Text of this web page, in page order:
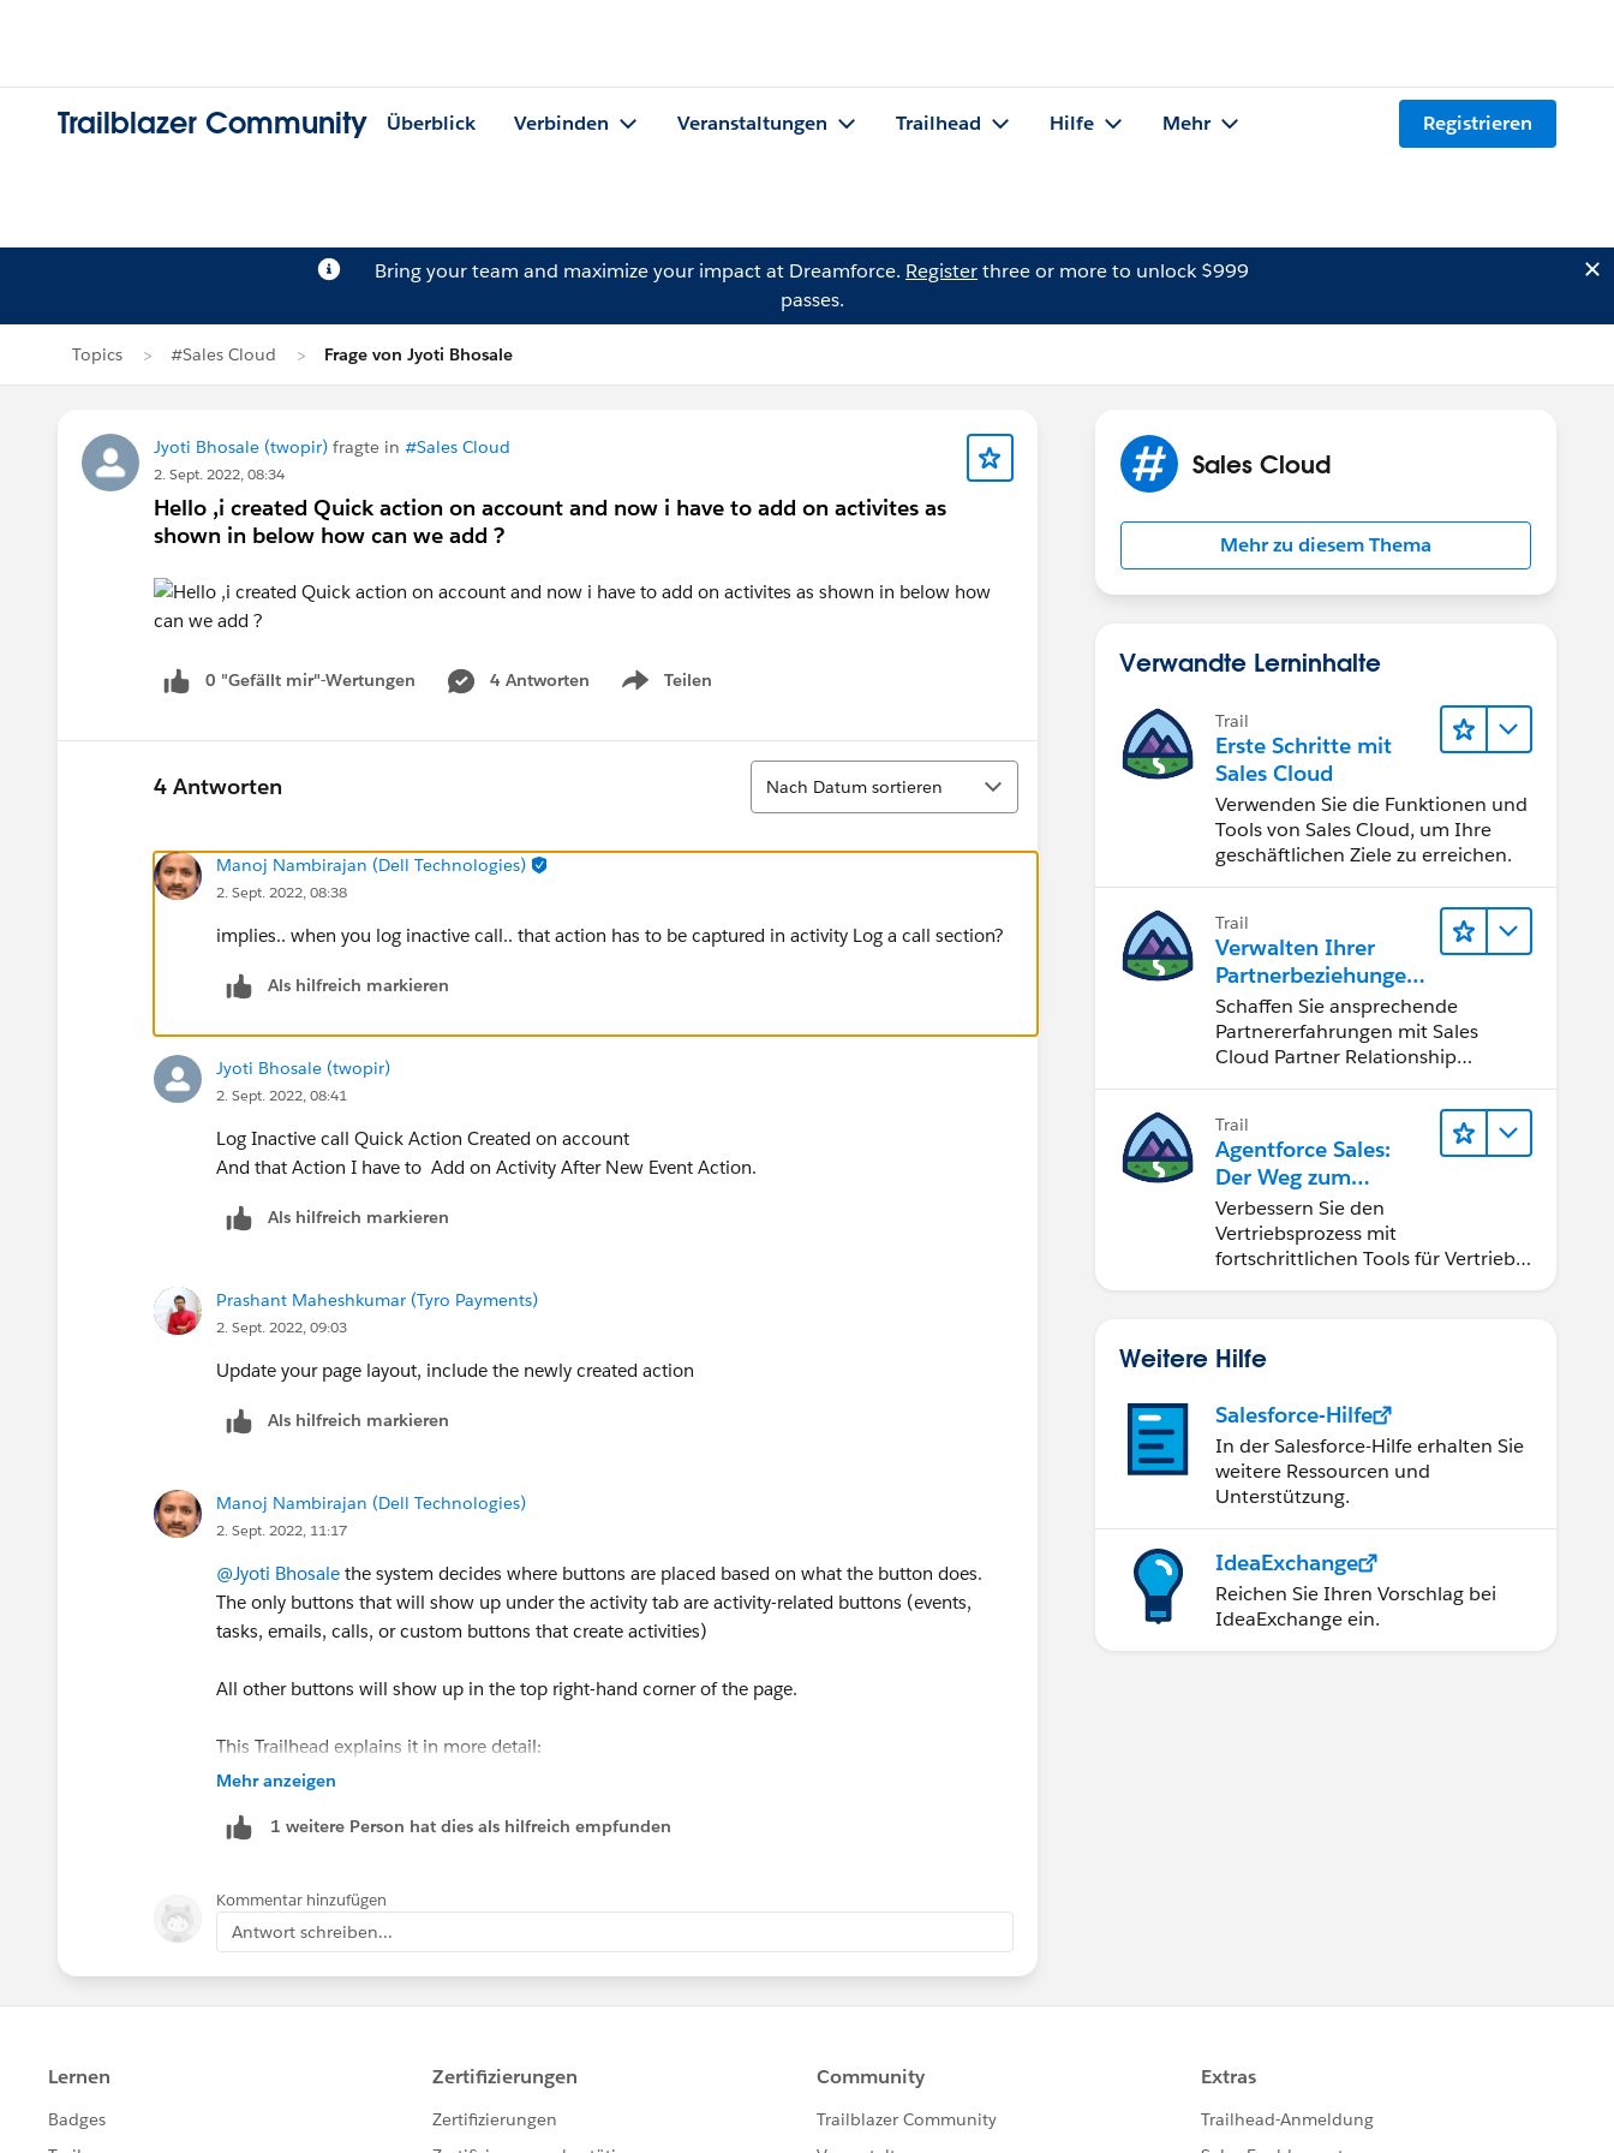
Trailblazer Community Überblick Verbinden Veranstaltungen Trailhead Hilfe Mehr Registrieren
Bring your team and maximize your impact at Dreamforce. Registerthree or more to unlock $999
passes.
Topics #Sales Cloud Frage von Jyoti Bhosale
Jyoti Bhosale (twopir) fragte in #Sales Cloud
2. Sept. 2022, 08:34
Hello ,i created Quick action on account and now i have to add on activites as
shown in below how can we add ?
0 "Gefällt mir"-Wertungen 4 Antworten Teilen
Show menu
4 Antworten
Sortieren
Nach Datum sortieren
Manoj Nambirajan (Dell Technologies)
2. Sept. 2022, 08:38
implies.. when you log inactive call.. that action has to be captured in activity Log a call section?
Als hilfreich markieren
Jyoti Bhosale (twopir)
2. Sept. 2022, 08:41
Log Inactive call Quick Action Created on account
And that Action I have to Add on Activity After New Event Action.
Als hilfreich markieren
Prashant Maheshkumar (Tyro Payments)
2. Sept. 2022, 09:03
Update your page layout, include the newly created action
Als hilfreich markieren
Manoj Nambirajan (Dell Technologies)
2. Sept. 2022, 11:17
@Jyoti Bhosale the system decides where buttons are placed based on what the button does.
The only buttons that will show up under the activity tab are activity-related buttons (events,
tasks, emails, calls, or custom buttons that create activities)
All other buttons will show up in the top right-hand corner of the page.
This Trailhead explains it in more detail:
https://trailhead.salesforce.com/en/content/learn/modules/lex_migration_customization/lex_
Mehr anzeigen
1 weitere Person hat dies als hilfreich empfunden
Kommentar hinzufügen
Antwort schreiben...
Sales Cloud
Mehr zu diesem Thema
Verwandte Lerninhalte
Trail
Erste Schritte mit
Sales Cloud
Verwenden Sie die Funktionen und
Tools von Sales Cloud, um Ihre
geschäftlichen Ziele zu erreichen.
Trail
Verwalten Ihrer
Partnerbeziehungen
mit Sales Cloud PRM
Schaffen Sie ansprechende
Partnererfahrungen mit Sales
Cloud Partner Relationship
Trail
Agentforce Sales:
Der Weg zum
Vertriebsspezialisten
Verbessern Sie den
Vertriebsprozess mit
fortschrittlichen Tools für Vertrieb
Sie den Lead-zu-Cash-Zyklus
Weitere Hilfe
Salesforce-Hilfe
In der Salesforce-Hilfe erhalten Sie
weitere Ressourcen und
Unterstützung.
IdeaExchange
Reichen Sie Ihren Vorschlag bei
IdeaExchange ein.